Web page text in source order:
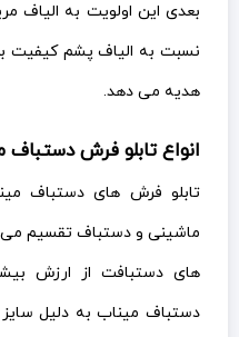
بعدی این اولویت به الیاف
نسبت به الیاف پشم کیفیت
هدیه می دهد.
انواع تابلو فرش دستباف
تابلو فرش های دستباف
ماشینی و دستباف تقسیم
های دستبافت از ارزش
دستباف میناب به دلیل